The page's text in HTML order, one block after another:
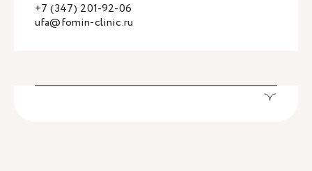
ufa@fomin-clinic.ru
+7 (347) 201-92-06